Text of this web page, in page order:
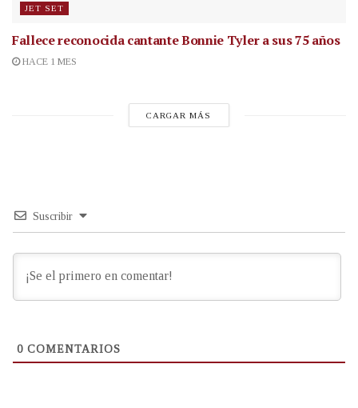
JET SET
Fallece reconocida cantanteBonnie Tyler a sus 75 años
HACE 1 MES
CARGAR MÁS
Suscribir
0 COMENTARIOS